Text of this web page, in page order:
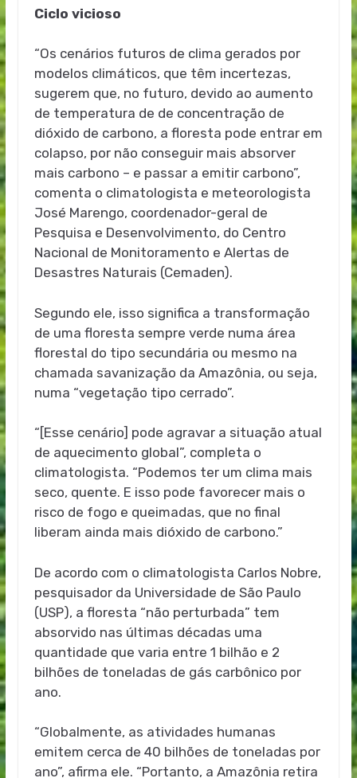
Ciclo vicioso
“Os cenários futuros de clima gerados por
modelos climáticos, que têm incertezas,
sugerem que, no futuro, devido ao aumento
de temperatura de de concentração de
dióxido de carbono, a floresta pode entrar em
colapso, por não conseguir mais absorver
mais carbono – e passar a emitir carbono”,
comenta o climatologista e meteorologista
José Marengo, coordenador-geral de
Pesquisa e Desenvolvimento, do Centro
Nacional de Monitoramento e Alertas de
Desastres Naturais (Cemaden).
Segundo ele, isso significa a transformação
de uma floresta sempre verde numa área
florestal do tipo secundária ou mesmo na
chamada savanização da Amazônia, ou seja,
numa “vegetação tipo cerrado”.
“[Esse cenário] pode agravar a situação atual
de aquecimento global”, completa o
climatologista. “Podemos ter um clima mais
seco, quente. E isso pode favorecer mais o
risco de fogo e queimadas, que no final
liberam ainda mais dióxido de carbono.”
De acordo com o climatologista Carlos Nobre,
pesquisador da Universidade de São Paulo
(USP), a floresta “não perturbada” tem
absorvido nas últimas décadas uma
quantidade que varia entre 1 bilhão e 2
bilhões de toneladas de gás carbônico por
ano.
“Globalmente, as atividades humanas
emitem cerca de 40 bilhões de toneladas por
ano”, afirma ele. “Portanto, a Amazônia retira